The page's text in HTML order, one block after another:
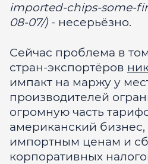
imported-chips-some-
08-07/) - несерьёзно.
Сейчас проблема в
стран-экспортёров
импакт на маржу у
производителей
огромную часть
американский бизнес,
импортным ценам и
корпоративных